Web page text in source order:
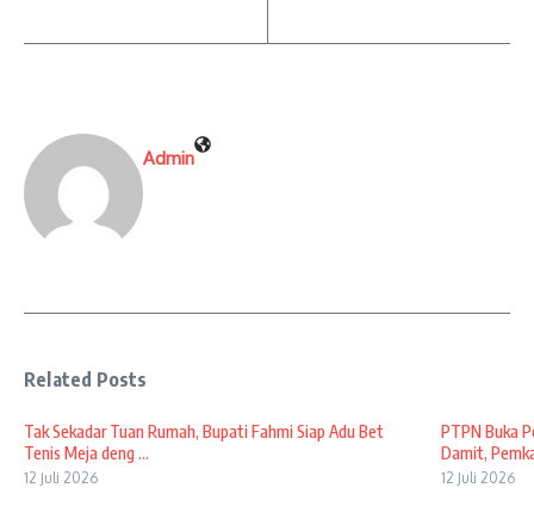
Admin
Related Posts
Tak Sekadar Tuan Rumah, Bupati Fahmi Siap Adu Bet
Tenis Meja deng ...
12 Juli 2026
PTPN Buka
Damit,
12 Juli 2026